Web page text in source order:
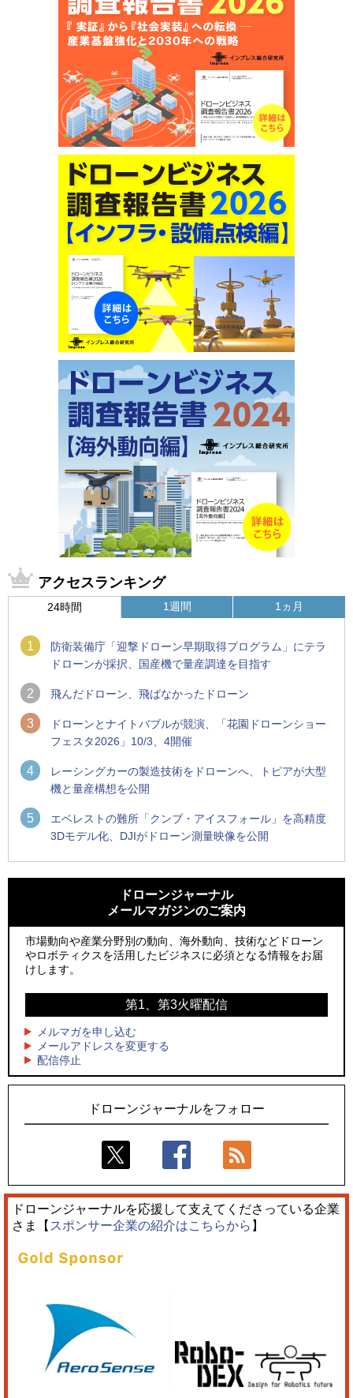
アクセスランキング
24時間
1
防衛装備庁「迎撃ドローン早期取得プログラム」にテラ
ドローンが採択、国産機で量産調達を目指す
2 飛んだドローン、飛ばなかったドローン
3
ドローンとナイトバブルが競演、「花園ドローンショー
フェスタ2026」10/3、4開催
4
レーシングカーの製造技術をドローンへ、トピアが大型
機と量産構想を公開
5
エベレストの難所「クンブ・アイスフォール」を高精度
3Dモデル化、DJIがドローン測量映像を公開
1週間
ン」とドローンショーによる新演出を実施
防衛装備庁「迎撃ドローン早期取得プログラム」にテラドロ
ーンが採択、国産機で量産調達を目指す
レッドクリフ、足利花火大会で映画『スパイダーマン』や
ドローンとナイトバブルが競演、「花園ドローンショーフェ
スタ2026」10/3、4開催
飛んだドローン、飛ばなかったドローン
1ヵ月
ン」とドローンショーによる新演出を実施
国産AUVを社会実装へ、スタートアップ「BlueArch株式会
社」設立
防衛装備庁「迎撃ドローン早期取得プログラム」にテラドロ
サザンビーチちがさき花火大会で「復活の花火」打ち上げ、
キリンビールがライブ中継と連動した支援企画
ロボデックス、2時間超の飛行を目指す新型水素燃料電池ドロ
ーンを公開
ドローンジャーナル
メールマガジンのご案内
市場動向や産業分野別の動向、海外動向、技術などドローン
やロボティクスを活用したビジネスに必須となる情報をお届
けします。
第1、第3火曜配信
メルマガを申し込む
メールアドレスを変更する
配信停止
ドローンジャーナルをフォロー
ドローンジャーナルを応援して支えてくださっている企業
さま【 スポンサー企業の紹介はこちらから 】